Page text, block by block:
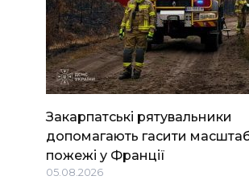
Закарпатські рятувальники
допомагають гасити
пожежі у Франції
05.08.2026